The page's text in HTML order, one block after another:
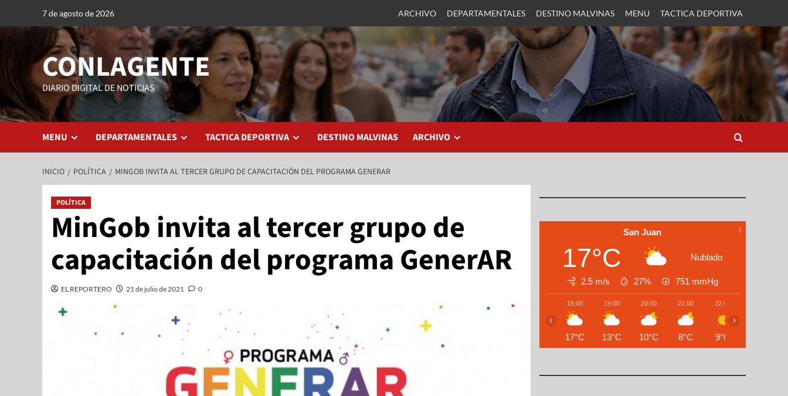
7 de agosto de 2026 ARCHIVO DEPARTAMENTALES DESTINO MALVINAS MENU TACTICA DEPORTIVA
CONLAGENTE
DIARIO DIGITAL DE NOTICIAS
MENU DEPARTAMENTALES TACTICA DEPORTIVA DESTINO MALVINAS ARCHIVO
INICIO POLÍTICA MINGOB INVITA AL TERCER GRUPO DE CAPACITACIÓN DEL PROGRAMA GENERAR
POLÍTICA
MinGob invita al tercer grupo de
capacitación del programa GenerAR
EL REPORTERO 21 de julio de 2021 0
San Juan
17°C Nublado
2.5 m/s 27% 751 mmHg
18:00
17°C
19:00
13°C
20:00
10°C
21:00
8°C
22:00
9°C
‹ ›